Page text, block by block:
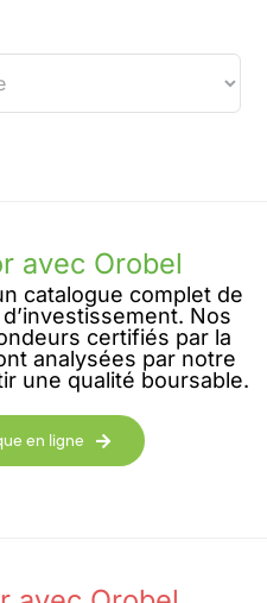
avec Orobel
catalogue complet de
Nos
certifiés par la
analysées par notre
une qualité boursable.
en ligne